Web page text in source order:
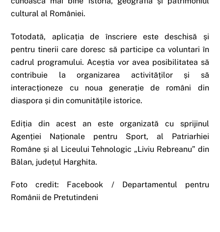
cultural al României.
Totodată, aplicația de înscriere este deschisă și
pentru tinerii care doresc să participe ca voluntari în
cadrul programului. Aceștia vor avea posibilitatea să
contribuie la organizarea activităților și să
interacționeze cu noua generație de români din
diaspora și din comunitățile istorice.
Ediția din acest an este organizată cu sprijinul
Agenției Naționale pentru Sport, al Patriarhiei
Române și al Liceului Tehnologic „Liviu Rebreanu” din
Bălan, județul Harghita.
Foto credit: Facebook / Departamentul pentru
Românii de Pretutindeni